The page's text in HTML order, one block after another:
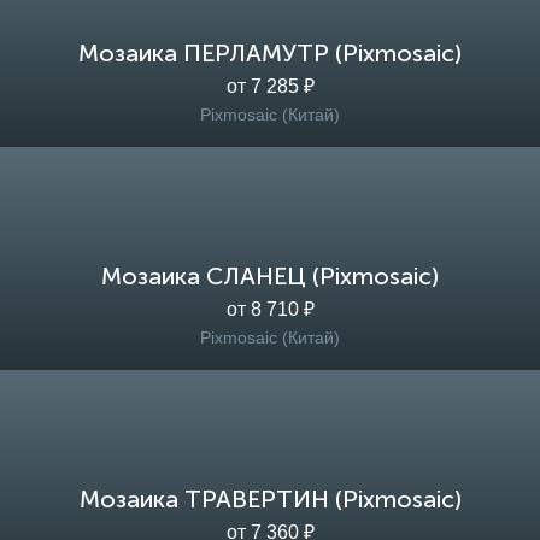
Мозаика ПЕРЛАМУТР (Pixmosaic)
от 7 285 ₽
Pixmosaic (Китай)
Мозаика СЛАНЕЦ (Pixmosaic)
от 8 710 ₽
Pixmosaic (Китай)
Мозаика ТРАВЕРТИН (Pixmosaic)
от 7 360 ₽